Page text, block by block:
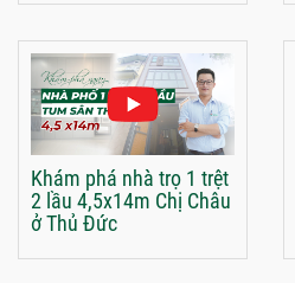
Khám phá nhà trọ 1 trệt
2 lầu 4,5x14m Chị Châu
ở Thủ Đức